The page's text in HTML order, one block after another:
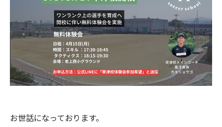
お世話になっております。